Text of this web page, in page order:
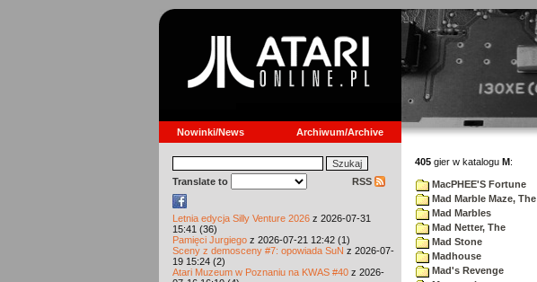
Nowinki/News Archiwum/Archive
Translate to RSS
Letnia edycja Silly Venture 2026 z 2026-07-31
15:41 (36)
Pamięci Jurgiego z 2026-07-21 12:42 (1)
Sceny z demosceny #7: opowiada SuN z 2026-07-
19 15:24 (2)
Atari Muzeum w Poznaniu na KWAS #40 z 2026-
405 gier w katalogu M:
MacPHEE'S Fortune
Mad Marble Maze, The
Mad Marbles
Mad Netter, The
Mad Stone
Madhouse
Mad's Revenge